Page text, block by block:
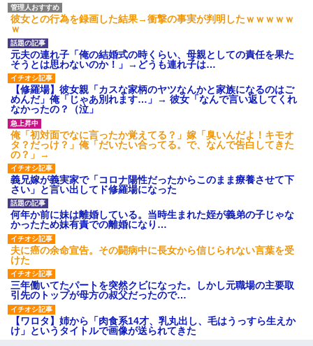
彼女との行為を録画した結果→衝撃の事実が判明したｗｗｗｗｗ
ｗ
元夫の連れ子「俺の結婚式の時くらい、母親としての責任を果た
そうとは思わないのか！」→どうも連れ子は…
【修羅場】彼女親「カスな家柄のヤツなんかと家族になるのはご
めんだ」俺「じゃあ別れます…」→ 彼女「なんで言い返してくれ
なかったの？（泣」
俺「初対面でなに言ったか覚えてる？」嫁「臭いんだよ！キモオ
タ？だっけ？」俺「だいたい合ってる。で、なんで告白してきた
の？」→
義兄嫁が義実家で「コロナ陽性だったからこのまま療養させて下
さい」と言い出してド修羅場になった
何年か前に妹は離婚している。当時生まれた姪が義弟の子じゃな
かったため妹有責での離婚になり…
夫に癌の余命宣告。その闘病中に長女から信じられない言葉を受
けた
三年働いてたパートを突然クビになった。しかし元職場の主要取
引先のトップが母方の叔父だったので…
【ワロタ】姉から「肉食系14才、乳丸出し、毛はうっすら生えか
け」というタイトルで画像が送られてきた